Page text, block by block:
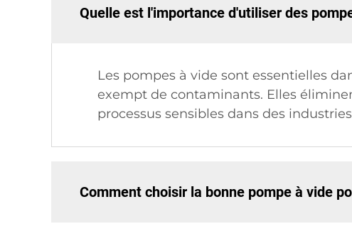
Quelle est l'importance d'utiliser des
Les pompes à vide sont essentielles
exempt de contaminants. Elles
processus sensibles dans des
Comment choisir la bonne pompe à vide